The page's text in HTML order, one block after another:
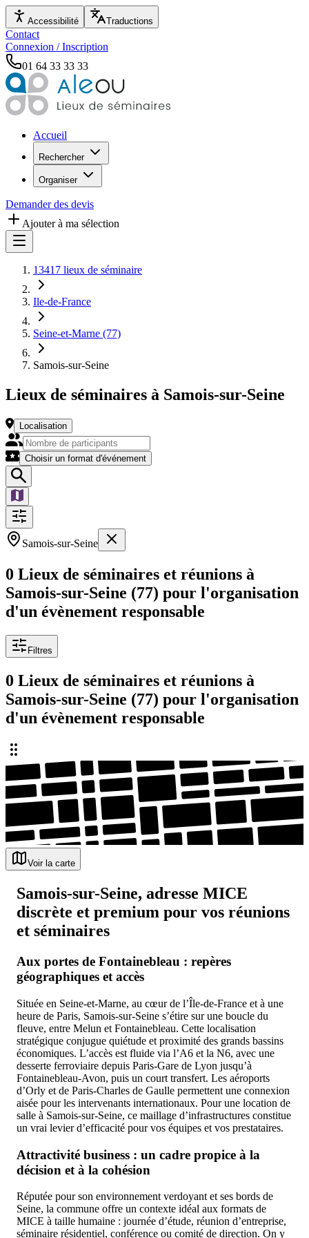
Accessibilité Traductions
Contact
Connexion / Inscription
01 64 33 33 33
Accueil
Rechercher
Organiser
Demander des devis
Ajouter à ma sélection
13417 lieux de séminaire
Ile-de-France
Seine-et-Marne (77)
Samois-sur-Seine
Lieux de séminaires à Samois-sur-Seine
Localisation
Choisir un format d'événement
Samois-sur-Seine
0 Lieux de séminaires et réunions à
Samois-sur-Seine (77) pour l'organisation
d'un évènement responsable
Filtres
0 Lieux de séminaires et réunions à
Samois-sur-Seine (77) pour l'organisation
d'un évènement responsable
Voir la carte
Samois-sur-Seine, adresse MICE
discrète et premium pour vos réunions
et séminaires
Aux portes de Fontainebleau : repères
géographiques et accès
Située en Seine-et-Marne, au cœur de l’Île-de-France et à une
heure de Paris, Samois-sur-Seine s’étire sur une boucle du
fleuve, entre Melun et Fontainebleau. Cette localisation
stratégique conjugue quiétude et proximité des grands bassins
économiques. L’accès est fluide via l’A6 et la N6, avec une
desserte ferroviaire depuis Paris-Gare de Lyon jusqu’à
Fontainebleau-Avon, puis un court transfert. Les aéroports
d’Orly et de Paris-Charles de Gaulle permettent une connexion
aisée pour les intervenants internationaux. Pour une location de
salle à Samois-sur-Seine, ce maillage d’infrastructures constitue
un vrai levier d’efficacité pour vos équipes et vos prestataires.
Attractivité business : un cadre propice à la
décision et à la cohésion
Réputée pour son environnement verdoyant et ses bords de
Seine, la commune offre un contexte idéal aux formats de
MICE à taille humaine : journée d’étude, réunion d’entreprise,
séminaire résidentiel, conférence ou comité de direction. On y